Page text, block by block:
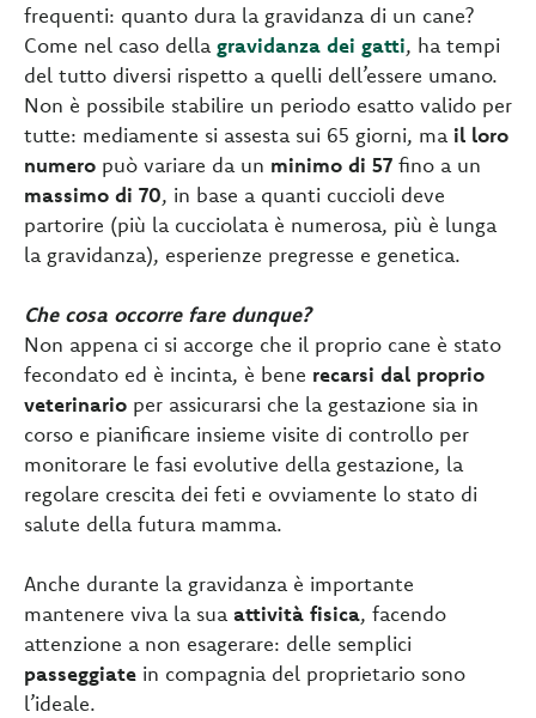
frequenti: quanto dura la gravidanza di un cane?
Come nel caso della gravidanza dei gatti, ha tempi
del tutto diversi rispetto a quelli dell’essere umano.
Non è possibile stabilire un periodo esatto valido per
tutte: mediamente si assesta sui 65 giorni, ma il loro
numero può variare da un minimo di 57 fino a un
massimo di 70, in base a quanti cuccioli deve
partorire (più la cucciolata è numerosa, più è lunga
la gravidanza), esperienze pregresse e genetica.
Che cosa occorre fare dunque?
Non appena ci si accorge che il proprio cane è stato
fecondato ed è incinta, è bene recarsi dal proprio
veterinario per assicurarsi che la gestazione sia in
corso e pianificare insieme visite di controllo per
monitorare le fasi evolutive della gestazione, la
regolare crescita dei feti e ovviamente lo stato di
salute della futura mamma.
Anche durante la gravidanza è importante
mantenere viva la sua attività fisica, facendo
attenzione a non esagerare: delle semplici
passeggiate in compagnia del proprietario sono
l’ideale.